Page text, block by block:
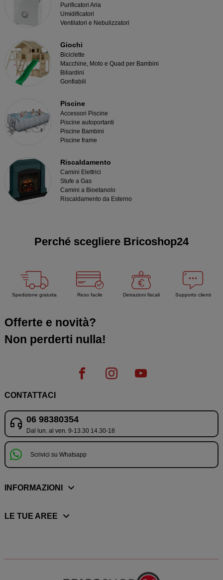
Purificatori Aria
Umidificatori
Ventilatori e Nebulizzatori
Giochi
Biciclette
Macchine, Moto e Quad per Bambini
Biliardini
Gonfiabili
Piscine
Accessori Piscine
Piscine autoportanti
Piscine Bambini
Piscine frame
Riscaldamento
Camini Elettrici
Stufe a Gas
Camini a Bioetanolo
Riscaldamento da Esterno
Perché scegliere Bricoshop24
Spedizione gratuita Reso facile Detrazioni fiscali Supporto clienti
Offerte e novità?
Non perderti nulla!
CONTATTACI
06 98380354
Dal lun. al ven. 9-13.30 14.30-18
Scrivici su Whatsapp
INFORMAZIONI
LE TUE AREE